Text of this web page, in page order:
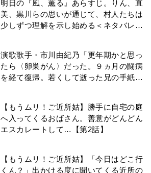
＜3人って誰のこと？＞『Tシャツが乾く
まで』水族館で咲子が放った〈何気ない
一言〉に視聴者「これも何かの伏線？」
『風、薫る』主演の見上愛「りんは恋愛
に鈍感。やっと自分の気持ちを自覚する
もっと見る